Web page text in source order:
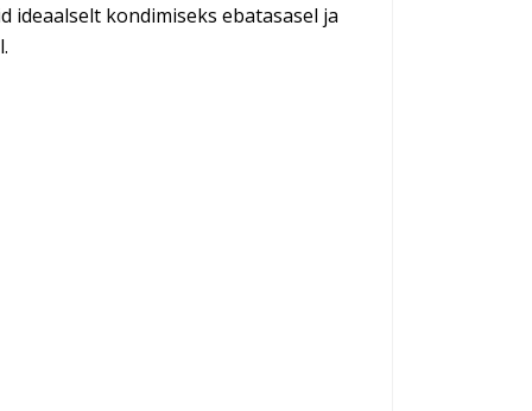
ideaalselt kondimiseks ebatasasel ja